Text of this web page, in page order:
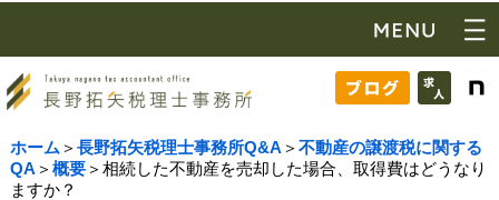
ホーム ＞ 長野拓矢税理士事務所Q&A ＞ 不動産の譲渡税に関する
QA ＞ 概要＞相続した不動産を売却した場合、取得費はどうなり
ますか？